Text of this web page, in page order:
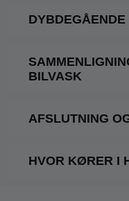
BILVASK
AFSLUTNING
HVOR KØRER I